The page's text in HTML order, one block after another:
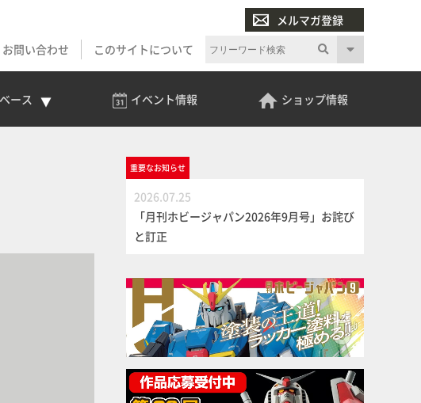
メルマガ登録
お問い合わせ このサイトについて
ース イベント情報 ショップ情報
重要なお知らせ
2026.07.25
「月刊ホビージャパン2026年9月号」お詫び
と訂正